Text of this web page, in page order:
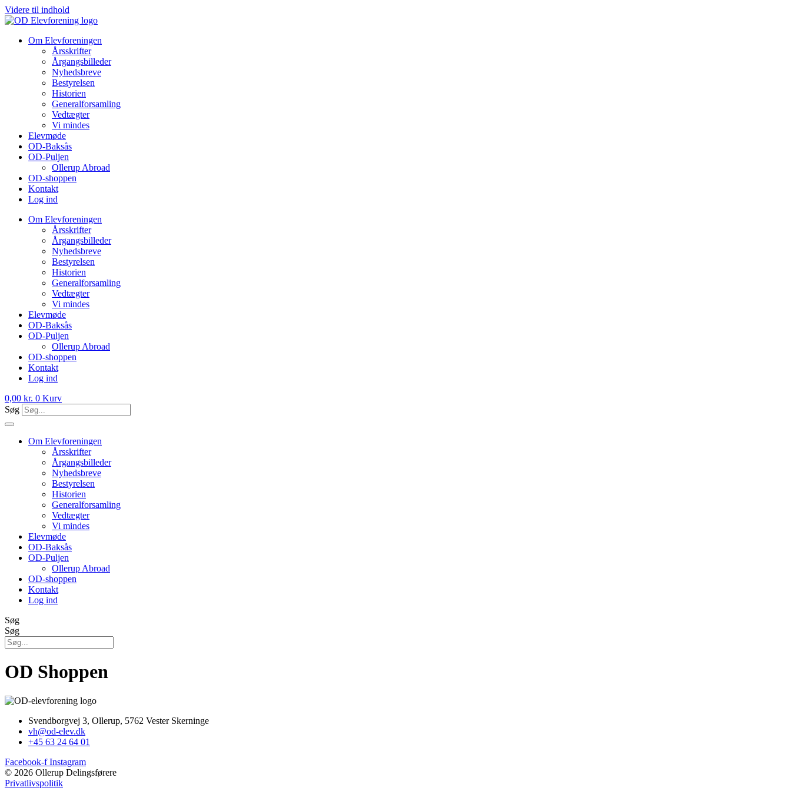
Videre til indhold
Om Elevforeningen
Årsskrifter
Årgangsbilleder
Nyhedsbreve
Bestyrelsen
Historien
Generalforsamling
Vedtægter
Vi mindes
Elevmøde
OD-Baksås
OD-Puljen
Ollerup Abroad
OD-shoppen
Kontakt
Log ind
Om Elevforeningen
Årsskrifter
Årgangsbilleder
Nyhedsbreve
Bestyrelsen
Historien
Generalforsamling
Vedtægter
Vi mindes
Elevmøde
OD-Baksås
OD-Puljen
Ollerup Abroad
OD-shoppen
Kontakt
Log ind
0,00 kr. 0 Kurv
Søg
Om Elevforeningen
Årsskrifter
Årgangsbilleder
Nyhedsbreve
Bestyrelsen
Historien
Generalforsamling
Vedtægter
Vi mindes
Elevmøde
OD-Baksås
OD-Puljen
Ollerup Abroad
OD-shoppen
Kontakt
Log ind
Søg
Søg
OD Shoppen
Svendborgvej 3, Ollerup, 5762 Vester Skerninge
vh@od-elev.dk
+45 63 24 64 01
Facebook-f Instagram
© 2026 Ollerup Delingsførere
Privatlivspolitik